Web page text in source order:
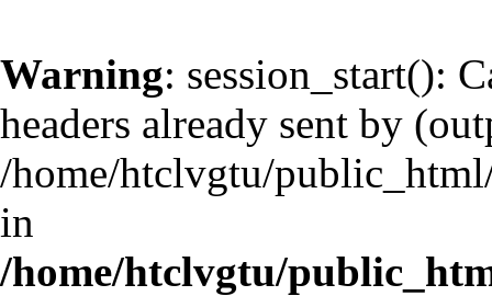
Warning: session_start():
headers already sent by
/home/htclvgtu/
in
/home/htclvgtu/